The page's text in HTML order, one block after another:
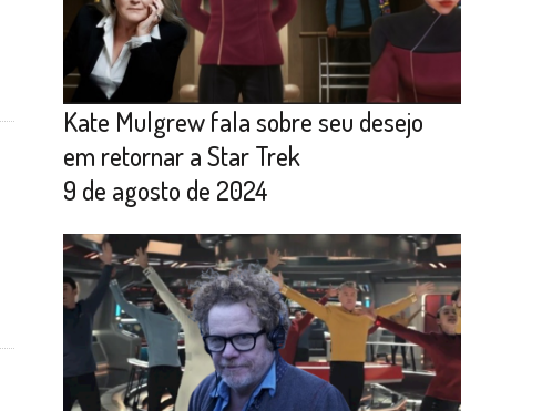
Kate Mulgrew fala sobre seu desejo
em retornar a Star Trek
9 de agosto de 2024